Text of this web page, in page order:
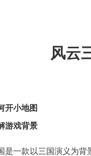
风云
开小地图
游戏背景
是一款以三国演义为